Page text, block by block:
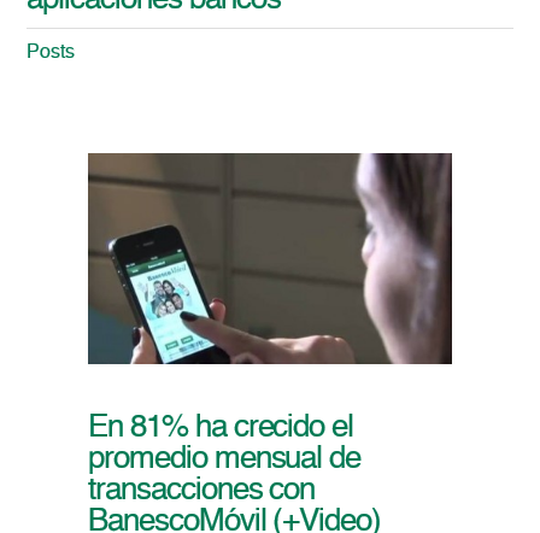
Posts
En 81% ha crecido el
promedio mensual de
transacciones con
BanescoMóvil (+Video)